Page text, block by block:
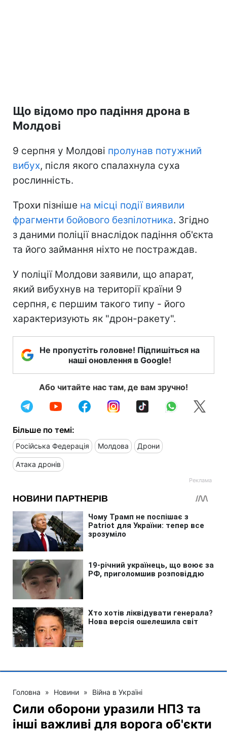
Що відомо про падіння дрона в
Молдові
9 серпня у Молдові пролунав потужний
вибух, після якого спалахнула суха
рослинність.
Трохи пізніше на місці події виявили
фрагменти бойового безпілотника. Згідно
з даними поліції внаслідок падіння об'єкта
та його займання ніхто не постраждав.
У поліції Молдови заявили, що апарат,
який вибухнув на території країни 9
серпня, є першим такого типу - його
характеризують як "дрон-ракету".
Не пропустіть головне! Підпишіться на
наші оновлення в Google!
Або читайте нас там, де вам зручно!
Більше по темі:
Російська Федерація Молдова Дрони
Атака дронів
Головна » Новини » Війна в Україні
Сили оборони уразили НПЗ та
інші важливі для ворога об'єкти